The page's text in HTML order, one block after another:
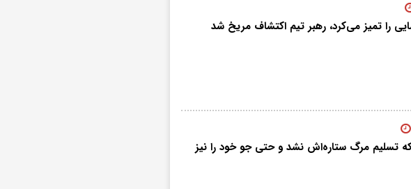
را تمیز می‌کرد، رهبر تیم اکتشاف مریخ شد
تسلیم مرگ ستاره‌اش نشد و حتی جو خود را نیز